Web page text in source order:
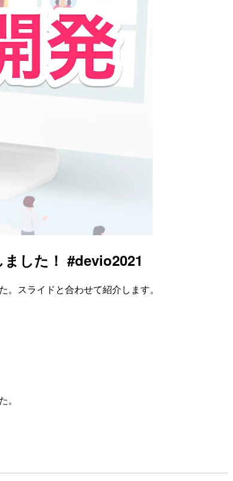
した！ #devio2021
スライドと合わせて紹介します。